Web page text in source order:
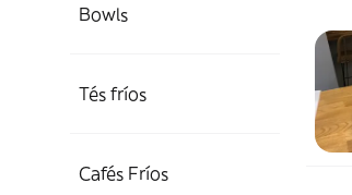
Bowls
Tés fríos
Cafés Fríos